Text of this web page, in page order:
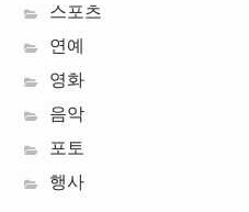
스포츠
연예
영화
음악
포토
행사